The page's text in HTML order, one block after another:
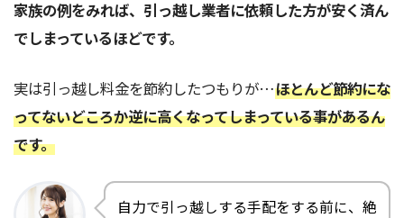
家族の例をみれば、引っ越し業者に依頼した方が安く済ん
でしまっているほどです。
実は引っ越し料金を節約したつもりが…ほとんど節約にな
ってないどころか逆に高くなってしまっている事があるん
です。
自力で引っ越しする手配をする前に、絶